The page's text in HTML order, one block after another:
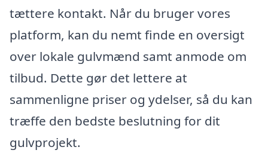
tættere kontakt. Når du bruger vores
platform, kan du nemt finde en oversigt
over lokale gulvmænd samt anmode om
tilbud. Dette gør det lettere at
sammenligne priser og ydelser, så du kan
træffe den bedste beslutning for dit
gulvprojekt.